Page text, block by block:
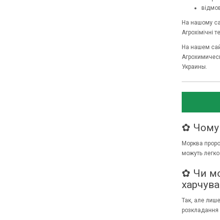
На нашому
Агрохімічні
На нашем
Украины.
✿ Чому
Морква
можуть
✿ Чи
Так, але
розкладання